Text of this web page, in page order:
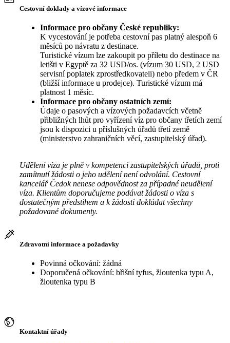
Cestovní doklady a vízové informace
Informace pro občany České republiky:
K vycestování je potřeba cestovní pas platný alespoň 6
měsíců po návratu z destinace.
Turistické vízum lze zakoupit po příletu do destinace na
letišti v Egyptě za 32 USD/os. (vízum 30 USD, 2 USD
servisní poplatek zprostředkovateli) nebo předem v ČR
(bližší informace u prodejce). Turistické vízum má
platnost 1 měsíc.
Informace pro občany ostatních zemí:
Údaje o pasových a vízových požadavcích včetně
přibližných lhůt pro vyřízení víz pro občany třetích zemí
jsou k dispozici u příslušných úřadů třetí země
(ministerstvo zahraničních věcí, zastupitelský úřad).
Udělení víza je plně v kompetenci zastupitelských úřadů, proti
zamítnutí žádosti o jeho udělení není odvolání. Cestovní
kancelář Čedok nenese odpovědnost za případné neudělení
víza. Klientům doporučujeme podávat žádosti o víza s
dostatečným předstihem a k žádosti dokládat všechny
požadované dokumenty.
Zdravotní informace a požadavky
Povinná očkování: žádná
Doporučená očkování: břišní tyfus, žloutenka typu A,
žloutenka typu B
Kontaktní úřady